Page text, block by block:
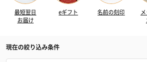
最短翌日
お届け
eギフト 名前の刻印
現在の絞り込み条件